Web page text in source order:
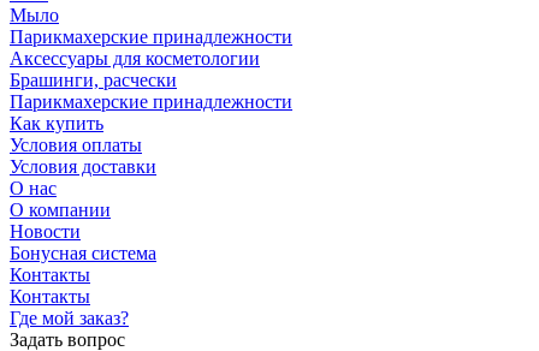
Мыло
Парикмахерские принадлежности
Аксессуары для косметологии
Брашинги, расчески
Парикмахерские принадлежности
Как купить
Условия оплаты
Условия доставки
О нас
О компании
Новости
Бонусная система
Контакты
Контакты
Где мой заказ?
Задать вопрос